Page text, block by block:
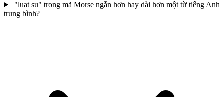
"luat su" trong mã Morse ngắn hơn hay dài hơn một từ tiếng Anh
trung bình?